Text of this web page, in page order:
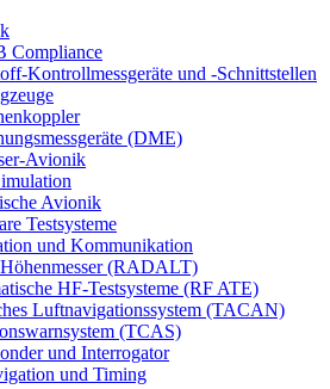
Compliance
Kontrollmessgeräte und -Schnittstellen
(DME)
Avionik
Avionik
Testsysteme
und Kommunikation
(RADALT)
HF-Testsysteme (RF ATE)
Luftnavigationssystem (TACAN)
(TCAS)
und Interrogator
und Timing